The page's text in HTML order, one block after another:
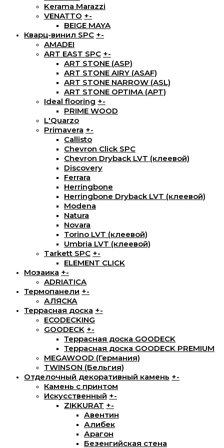
Kerama Marazzi
VENATTO +-
BEIGE MAYA
Кварц-винил SPC +-
AMADEI
ART EAST SPC +-
ART STONE (ASP)
ART STONE AIRY (ASAF)
ART STONE NARROW (ASL)
ART STONE OPTIMA (APT)
Ideal flooring +-
PRIME WOOD
L'Quarzo
Primavera +-
Callisto
Chevron Click SPC
Chevron Dryback LVT (клеевой)
Discovery
Ferrara
Herringbone
Herringbone Dryback LVT (клеевой)
Modena
Natura
Novara
Torino LVT (клеевой)
Umbria LVT (клеевой)
Tarkett SPC +-
ELEMENT CLICK
Мозаика +-
ADRIATICA
Термопанели +-
АЛЯСКА
Террасная доска +-
ECODECKING
GOODECK +-
Террасная доска GOODECK
Террасная доска GOODECK PREMIUM
MEGAWOOD (Германия)
TWINSON (Бельгия)
Отделочный декоративный камень +-
Камень с принтом
Искусственный +-
ZIKKURAT +-
Авентин
Алибек
Арагон
Безенгийская стена